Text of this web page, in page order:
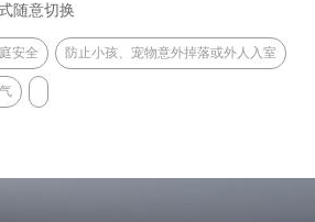
随意切换
安全 防止小孩、宠物意外掉落或外人入室